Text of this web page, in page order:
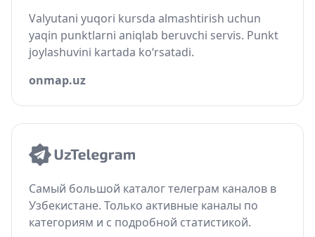
Valyutani yuqori kursda almashtirish uchun
yaqin punktlarni aniqlab beruvchi servis. Punkt
joylashuvini kartada ko‘rsatadi.
onmap.uz
Самый большой каталог телеграм каналов в
Узбекистане. Только активные каналы по
категориям и с подробной статистикой.